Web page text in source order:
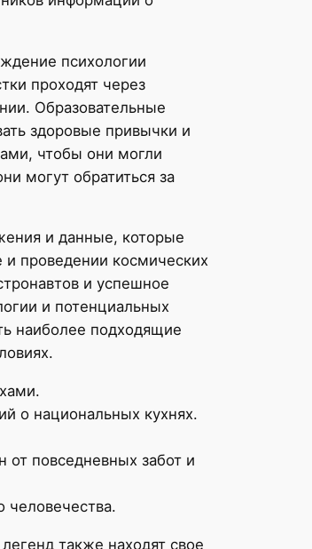
психологии
проходят через
Образовательные
здоровые привычки и
чтобы они могли
могут обратиться за
и данные, которые
проведении космических
и успешное
и потенциальных
наиболее подходящие
о национальных кухнях.
от повседневных забот и
также находят свое